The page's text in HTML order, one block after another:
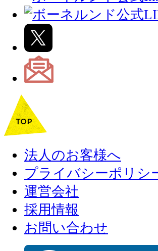
法人のお客様へ
プライバシーポリシ
運営会社
採用情報
お問い合わせ